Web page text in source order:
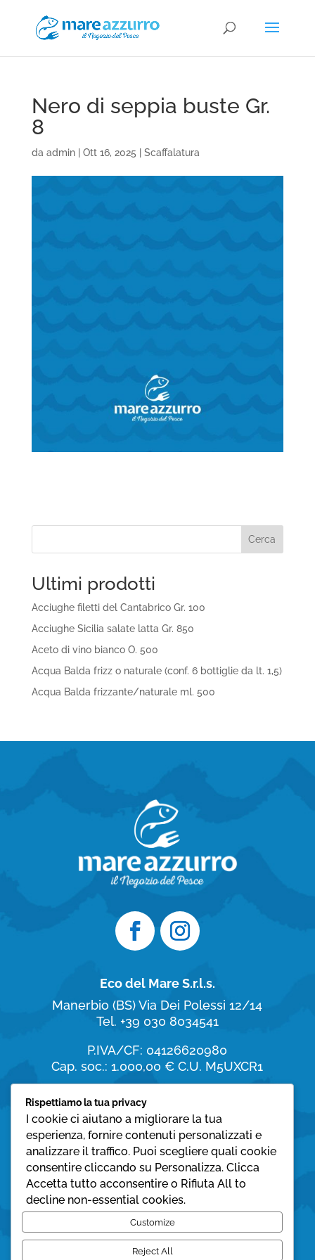
Nero di seppia buste Gr.
8
da admin| Ott 16, 2025 Scaffalatura
Cerca
Ultimi prodotti
Acciughe filetti del Cantabrico Gr. 100
Acciughe Sicilia salate latta Gr. 850
Aceto di vino bianco O. 500
Acqua Balda frizz o naturale (conf. 6 bottiglie da lt. 1,5)
Acqua Balda frizzante/naturale ml. 500
Eco del Mare S.r.l.s.
Manerbio (BS)Via Dei Polessi 12/14
Tel. +39 030 8034541
P.IVA/CF: 04126620980
Cap. soc.: 1.000,00 €C.U. M5UXCR1
Orari di apertura
dal Lunedì al Sabato:
8:30 – 19:30
Domenica:
08:30 – 12:30
Privacy policy
Cookie policy
Rispettiamo la tua privacy
I cookie ci aiutano a migliorare la tua
esperienza, fornire contenuti personalizzati e
analizzare il traffico. Puoi scegliere quali cookie
consentire cliccando su Personalizza. Clicca
Accetta tutto acconsentire o Rifiuta All to
decline non-essential cookies.
Customize
Reject All